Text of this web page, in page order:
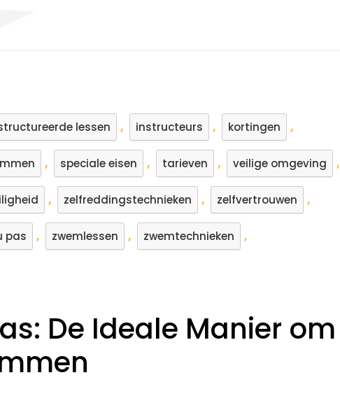
Duik
lessen , instructeurs , kortingen ,
, speciale eisen , tarieven , veilige omgeving ,
, zelfreddingstechnieken , zelfvertrouwen ,
pas , zwemlessen , zwemtechnieken ,
De Ideale Manier om